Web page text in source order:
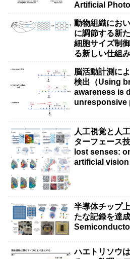
Artificial
動物組織にお
に調節する新
細胞サイズ制
る新しい仕組
脳活動計測に
検出（Using
awareness is
unresponsive
人工視覚と人
ターフェース
lost senses:
artificial vision
半導体チップ
たな記録を達
ハエトリソウ